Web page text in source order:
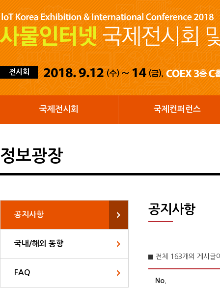
전시회
국제전시회 국제컨퍼런스
정보광장
공지사항
국내/해외 동향
FAQ
공지사항
전체 163개의 게시글
No.